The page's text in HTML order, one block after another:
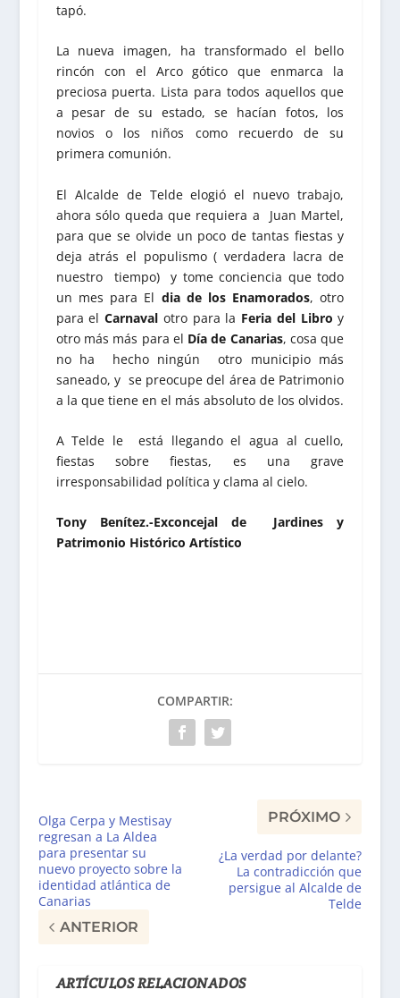
tapó.
La nueva imagen, ha transformado el bello
rincón con el Arco gótico que enmarca la
preciosa puerta. Lista para todos aquellos que
a pesar de su estado, se hacían fotos, los
novios o los niños como recuerdo de su
primera comunión.
El Alcalde de Telde elogió el nuevo trabajo,
ahora sólo queda que requiera a Juan Martel,
para que se olvide un poco de tantas fiestas y
deja atrás el populismo ( verdadera lacra de
nuestro tiempo) y tome conciencia que todo
un mes para El dia de los Enamorados, otro
para elCarnaval otro para la Feria del Libro y
otro más más para el Día de Canarias, cosa que
no ha hecho ningún otro municipio más
saneado, y se preocupe del área de Patrimonio
a la que tiene en el más absoluto de los olvidos.
A Telde le está llegando el agua al cuello,
fiestas sobre fiestas, es una grave
irresponsabilidad política y clama al cielo.
Tony Benítez.-Exconcejal de Jardines y
Patrimonio Histórico Artístico
COMPARTIR:
Olga Cerpa y Mestisay
regresan a La Aldea
para presentar su
nuevo proyecto sobre la
identidad atlántica de
Canarias
ANTERIOR
PRÓXIMO
¿La verdad por delante?
La contradicción que
persigue al Alcalde de
Telde
ARTÍCULOS RELACIONADOS